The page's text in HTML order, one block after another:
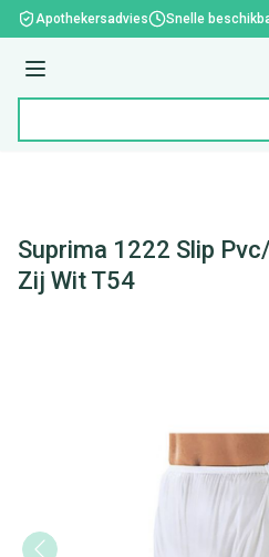
Ga naar de inhoud
Apothekersadvies Snelle
Menu
Suprima 1222 Slip
Zij Wit T54